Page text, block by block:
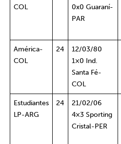
COL
0x0 Guaraní-
PAR
América-
COL
24
12/03/80
1×0 Ind.
Santa Fé-
COL
Estudiantes
LP-ARG
24
21/02/06
4×3 Sporting
Cristal-PER